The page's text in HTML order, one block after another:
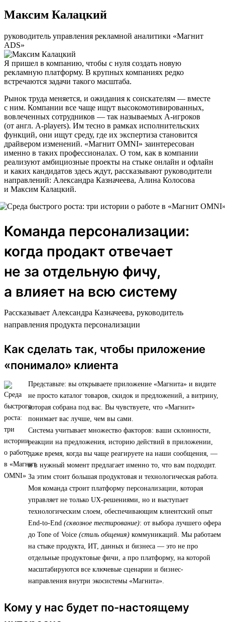
Максим Калацкий
руководитель управления рекламной аналитики «Магнит
ADS»
Я пришел в компанию, чтобы с нуля создать новую
рекламную платформу. В крупных компаниях редко
встречаются задачи такого масштаба.
Рынок труда меняется, и ожидания к соискателям — вместе
с ним. Компании все чаще ищут высокомотивированных,
вовлеченных сотрудников — так называемых А-игроков
(от англ. A-players). Им тесно в рамках исполнительских
функций, они ищут среду, где их экспертиза становится
драйвером изменений. «Магнит OMNI» заинтересован
именно в таких профессионалах. О том, как в компании
реализуют амбициозные проекты на стыке онлайн и офлайн
и каких кандидатов здесь ждут, рассказывают руководители
направлений: Александра Казначеева, Алина Колосова
и Максим Калацкий.
Команда персонализации:
когда продакт отвечает
не за отдельную фичу,
а влияет на всю систему
Рассказывает Александра Казначеева, руководитель
направления продукта персонализации
Как сделать так, чтобы приложение
«понимало» клиента
Представьте: вы открываете приложение «Магнита» и видите
не просто каталог товаров, скидок и предложений, а витрину,
которая собрана под вас. Вы чувствуете, что «Магнит»
понимает вас лучше, чем вы сами.
Система учитывает множество факторов: ваши склонности,
реакции на предложения, историю действий в приложении,
даже время, когда вы чаще реагируете на наши сообщения, —
и в нужный момент предлагает именно то, что вам подходит.
За этим стоит большая продуктовая и технологическая работа.
Моя команда строит платформу персонализации, которая
управляет не только UX-решениями, но и выступает
технологическим слоем, обеспечивающим клиентский опыт
End-to-End (сквозное тестирование): от выбора лучшего офера
до Tone of Voice (стиль общения) коммуникаций. Мы работаем
на стыке продукта, ИТ, данных и бизнеса — это не про
отдельные продуктовые фичи, а про платформу, на которой
масштабируются все ключевые сценарии и бизнес-
направления внутри экосистемы «Магнита».
Кому у нас будет по-настоящему